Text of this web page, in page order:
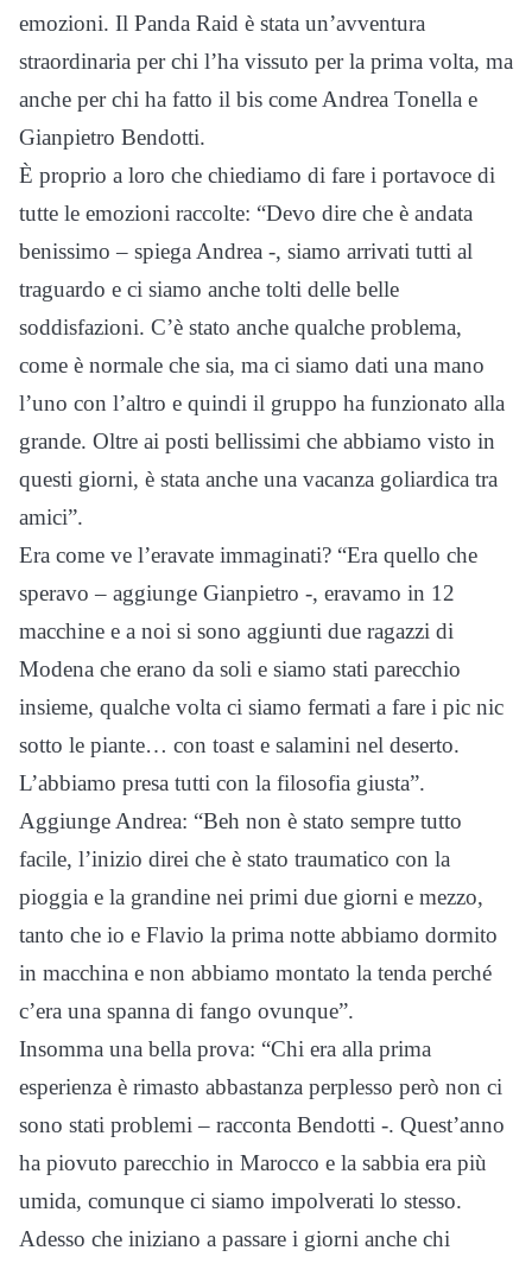
emozioni. Il Panda Raid è stata un’avventura
straordinaria per chi l’ha vissuto per la prima volta, ma
anche per chi ha fatto il bis come Andrea Tonella e
Gianpietro Bendotti.
È proprio a loro che chiediamo di fare i portavoce di
tutte le emozioni raccolte: “Devo dire che è andata
benissimo – spiega Andrea -, siamo arrivati tutti al
traguardo e ci siamo anche tolti delle belle
soddisfazioni. C’è stato anche qualche problema,
come è normale che sia, ma ci siamo dati una mano
l’uno con l’altro e quindi il gruppo ha funzionato alla
grande. Oltre ai posti bellissimi che abbiamo visto in
questi giorni, è stata anche una vacanza goliardica tra
amici”.
Era come ve l’eravate immaginati? “Era quello che
speravo – aggiunge Gianpietro -, eravamo in 12
macchine e a noi si sono aggiunti due ragazzi di
Modena che erano da soli e siamo stati parecchio
insieme, qualche volta ci siamo fermati a fare i pic nic
sotto le piante… con toast e salamini nel deserto.
L’abbiamo presa tutti con la filosofia giusta”.
Aggiunge Andrea: “Beh non è stato sempre tutto
facile, l’inizio direi che è stato traumatico con la
pioggia e la grandine nei primi due giorni e mezzo,
tanto che io e Flavio la prima notte abbiamo dormito
in macchina e non abbiamo montato la tenda perché
c’era una spanna di fango ovunque”.
Insomma una bella prova: “Chi era alla prima
esperienza è rimasto abbastanza perplesso però non ci
sono stati problemi – racconta Bendotti -. Quest’anno
ha piovuto parecchio in Marocco e la sabbia era più
umida, comunque ci siamo impolverati lo stesso.
Adesso che iniziano a passare i giorni anche chi